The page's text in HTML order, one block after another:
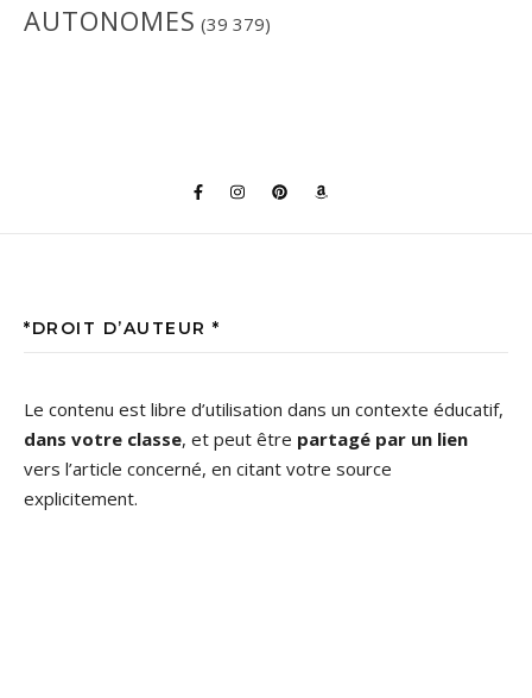
AUTONOMES (39 379)
*DROIT D’AUTEUR *
Le contenu est libre d’utilisation dans un contexte éducatif,
dans votre classe, et peut être partagé par un lien
vers l’article concerné, en citant votre source
explicitement.